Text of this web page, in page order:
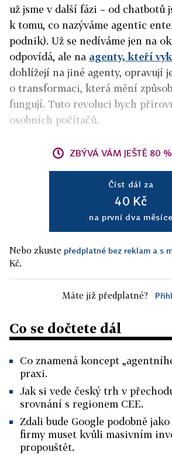
už jsme v další fázi – od chatbotů
k tomu, co nazýváme agentic
podnik). Už se nedíváme jen na
odpovídá, ale na agenty, kteří
dohlížejí na jiné agenty, opravují
o transformaci, která mění
fungují. Tuto revoluci bych
osobních počítačů.
ZBÝVÁ VÁM JEŠTĚ 80
Číst dál za
40 Kč
na první dva měsíce
Nebo zkuste předplatné bez reklam a s
Kč.
Máte již předplatné?
Co se dočtete dál
Co znamená koncept
praxi.
Jak si vede český trh v
srovnání s regionem CEE.
Zdali bude Google podobně
firmy muset kvůli masivním
propouštět.